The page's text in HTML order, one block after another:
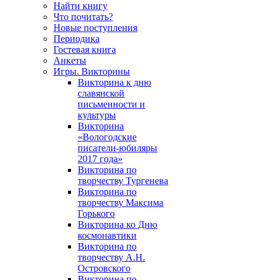
Найти книгу
Что почитать?
Новые поступления
Периодика
Гостевая книга
Анкеты
Игры. Викторины
Викторина к дню
славянской
письменности и
культуры
Викторина
«Вологодские
писатели-юбиляры
2017 года»
Викторина по
творчеству Тургенева
Викторина по
творчеству Максима
Горького
Викторина ко Дню
космонавтики
Викторина по
творчеству А.Н.
Островского